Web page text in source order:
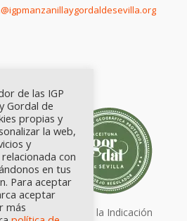
Origen. Sellos de la Indicación
de las IGP
Gordal de
propias y
la web,
y
con
en tus
Para aceptar
aceptar
más